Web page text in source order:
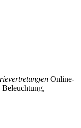
Online-